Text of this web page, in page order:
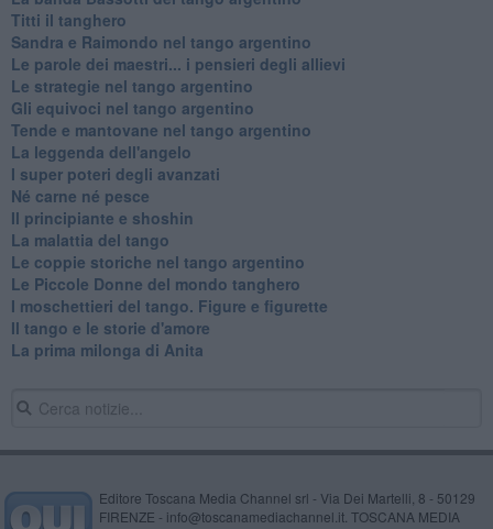
Titti il tanghero
Sandra e Raimondo nel tango argentino
Le parole dei maestri... i pensieri degli allievi
Le strategie nel tango argentino
Gli equivoci nel tango argentino
Tende e mantovane nel tango argentino
La leggenda dell'angelo
I super poteri degli avanzati
​Né carne né pesce
Il principiante e shoshin
La malattia del tango
Le coppie storiche nel tango argentino
​Le Piccole Donne del mondo tanghero
I moschettieri del tango. Figure e figurette
Il tango e le storie d'amore
​La prima milonga di Anita
Editore Toscana Media Channel srl - Via Dei Martelli, 8 - 50129
FIRENZE - info@toscanamediachannel.it. TOSCANA MEDIA